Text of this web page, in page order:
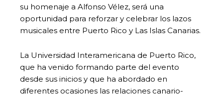
su homenaje a Alfonso Vélez, será una
oportunidad para reforzar y celebrar los lazos
musicales entre Puerto Rico y Las Islas Canarias.
La Universidad Interamericana de Puerto Rico,
que ha venido formando parte del evento
desde sus inicios y que ha abordado en
diferentes ocasiones las relaciones canario-